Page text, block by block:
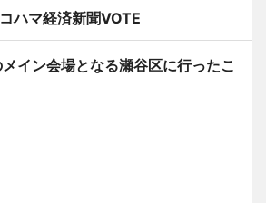
ハマ経済新聞VOTE
イン会場となる瀬谷区に行ったこ